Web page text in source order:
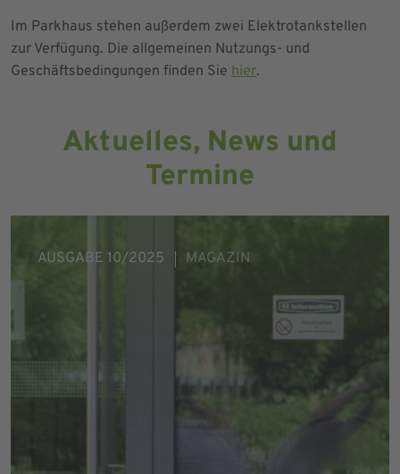
Im Parkhaus stehen außerdem zwei Elektrotankstellen
zur Verfügung. Die allgemeinen Nutzungs- und
Geschäftsbedingungen finden Sie hier.
Aktuelles, News und
Termine
AUSGABE 10/2025 MAGAZIN